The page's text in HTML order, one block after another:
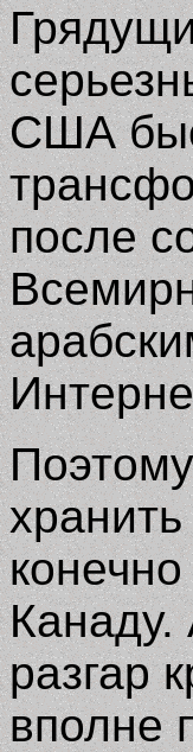
США
после
Канаду.
разгар
вполне